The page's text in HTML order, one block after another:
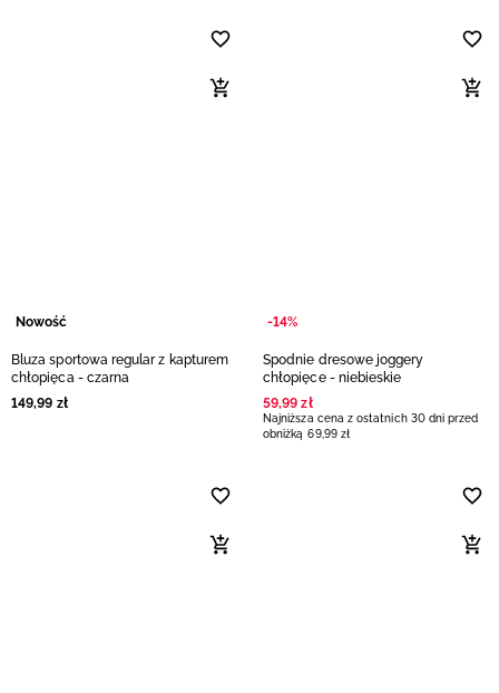
Nowość
Bluza sportowa regular z kapturem
chłopięca - czarna
149,99 zł
-14%
Spodnie dresowe joggery
chłopięce - niebieskie
59,99 zł
Najniższa cena z ostatnich 30 dni przed
obniżką 69,99 zł